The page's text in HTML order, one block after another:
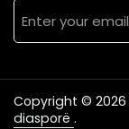
Copyright © 2026
diasporë .